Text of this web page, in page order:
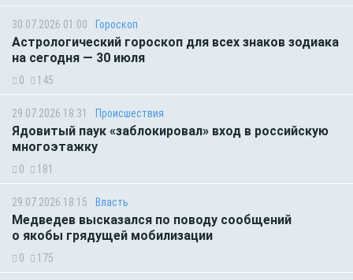
30.07.2026 01:00 Гороскоп
Астрологический гороскоп для всех знаков зодиака
на сегодня — 30 июля
0 145
29.07.2026 18:31 Происшествия
Ядовитый паук «заблокировал» вход в российскую
многоэтажку
0 181
29.07.2026 18:15 Власть
Медведев высказался по поводу сообщений
о якобы грядущей мобилизации
0 175